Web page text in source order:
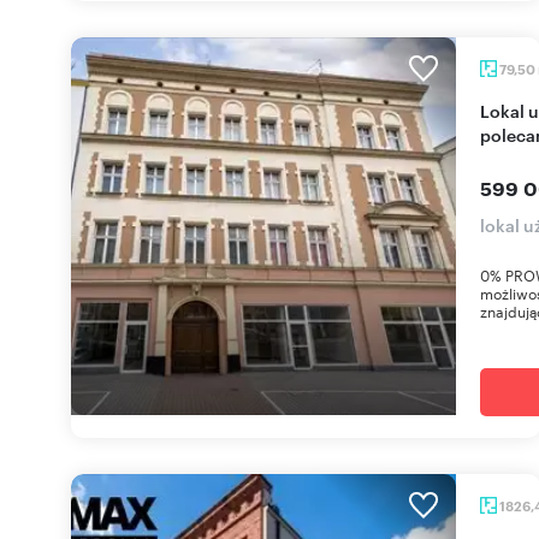
79,50
Lokal usługowy 79,5 m² w centrum Gliwic -
599
lokal
0%